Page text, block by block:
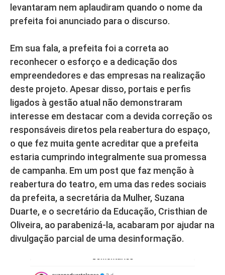
levantaram nem aplaudiram quando o nome da
prefeita foi anunciado para o discurso.
Em sua fala, a prefeita foi a correta ao
reconhecer o esforço e a dedicação dos
empreendedores e das empresas na realização
deste projeto. Apesar disso, portais e perfis
ligados à gestão atual não demonstraram
interesse em destacar com a devida correção os
responsáveis diretos pela reabertura do espaço,
o que fez muita gente acreditar que a prefeita
estaria cumprindo integralmente sua promessa
de campanha. Em um post que faz menção à
reabertura do teatro, em uma das redes sociais
da prefeita, a secretária da Mulher, Suzana
Duarte, e o secretário da Educação, Cristhian de
Oliveira, ao parabenizá-la, acabaram por ajudar na
divulgação parcial de uma desinformação.